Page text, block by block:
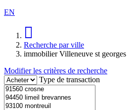
EN
Recherche par ville
immobilier Villeneuve st georges
Modifier les critères de recherche
Type de transaction